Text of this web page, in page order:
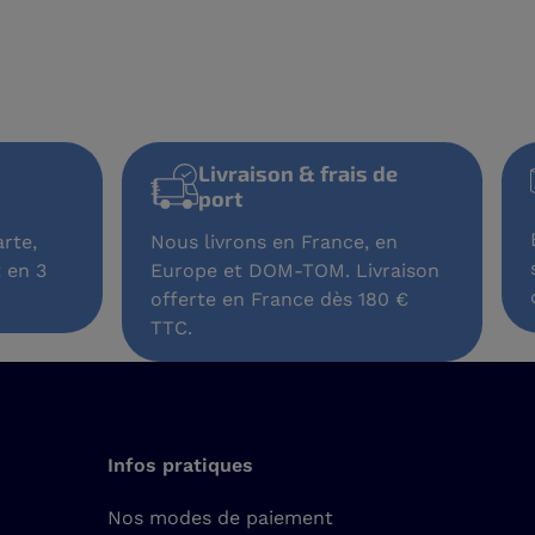
en 3
Livraison & frais de
port
Nous livrons en France, en
Europe et DOM-TOM. Livraison
offerte en France dès 180 €
TTC.
Infos pratiques
Nos modes de paiement